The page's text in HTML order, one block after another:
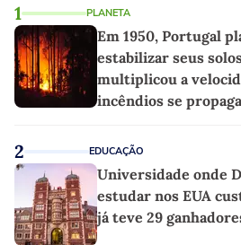
1 PLANETA
Em 1950, Portugal
estabilizar seus
multiplicou a
incêndios se
2 EDUCAÇÃO
Universidade onde
estudar nos EUA
já teve 29